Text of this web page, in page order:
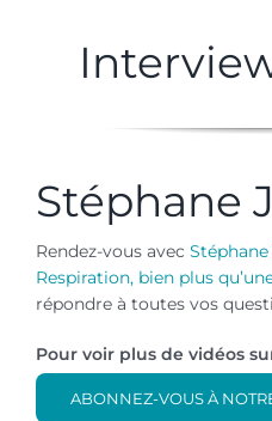
Stéphane
Rendez-vous avec
Respiration, bien plus
répondre à toutes vos
Pour voir plus de vidéos
ABONNEZ-VOUS À